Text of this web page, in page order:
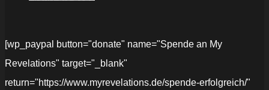
[wp_paypal button="donate" name="Spende an My
Revelations" target="_blank"
return="https://www.myrevelations.de/spende-erfolgreich/"